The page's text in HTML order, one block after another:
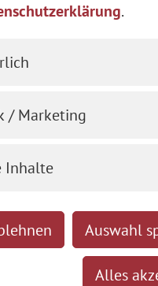
GmbH & Co.KG
.
/ Marketing
Inhalte
Auswahl
Alles